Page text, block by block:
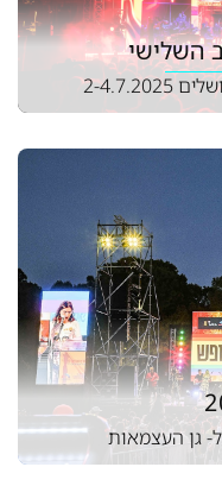
השלישי
גן העצמאות